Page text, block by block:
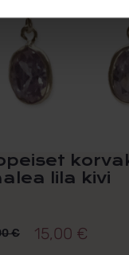
lila kivi
€ 15,00 €